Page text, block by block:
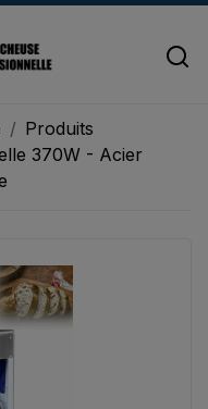
Produits
370W - Acier